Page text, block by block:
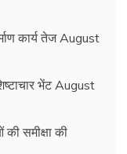
कार्य तेज August
भेंट August
समीक्षा की